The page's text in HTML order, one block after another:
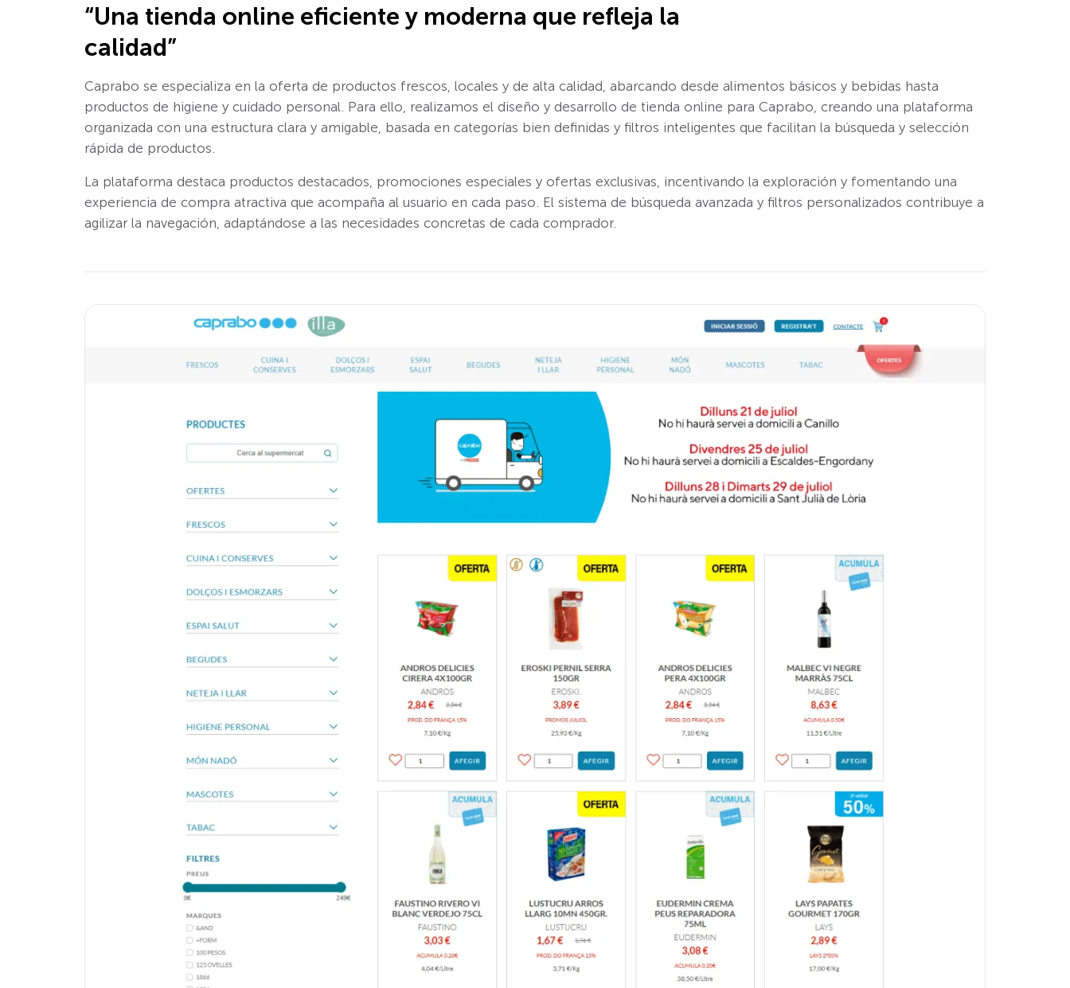
“Una tienda online eficiente y moderna que refleja la
calidad”
Caprabo se especializa en la oferta de productos frescos, locales y de alta calidad, abarcando desde alimentos básicos y bebidas hasta
productos de higiene y cuidado personal. Para ello, realizamos el diseño y desarrollo de tienda online para Caprabo, creando una plataforma
organizada con una estructura clara y amigable, basada en categorías bien definidas y filtros inteligentes que facilitan la búsqueda y selección
rápida de productos.
La plataforma destaca productos destacados, promociones especiales y ofertas exclusivas, incentivando la exploración y fomentando una
experiencia de compra atractiva que acompaña al usuario en cada paso. El sistema de búsqueda avanzada y filtros personalizados contribuye a
agilizar la navegación, adaptándose a las necesidades concretas de cada comprador.